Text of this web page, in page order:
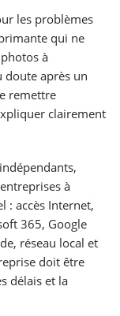
les problèmes
qui ne
à
doute après un
remettre
clairement
à
: accès Internet,
365, Google
réseau local et
doit être
délais et la